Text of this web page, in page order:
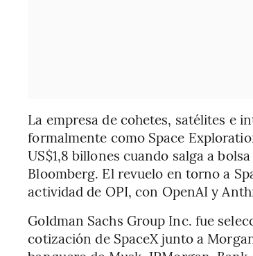
La empresa de cohetes, satélites e
formalmente como Space
US$1,8 billones cuando salga a
Bloomberg. El revuelo en torno a
actividad de OPI, con OpenAI y
Goldman Sachs Group Inc. fue
cotización de SpaceX junto a